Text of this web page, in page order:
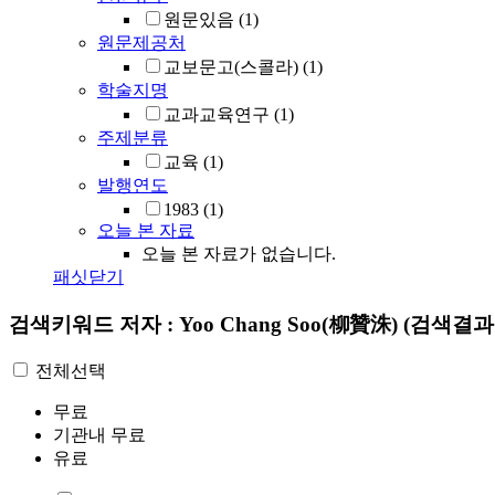
원문있음 (1)
원문제공처
교보문고(스콜라) (1)
학술지명
교과교육연구 (1)
주제분류
교육 (1)
발행연도
1983 (1)
오늘 본 자료
오늘 본 자료가 없습니다.
패싯닫기
검색키워드 저자 : Yoo Chang Soo(柳贊洙) (검색결
전체선택
무료
기관내 무료
유료